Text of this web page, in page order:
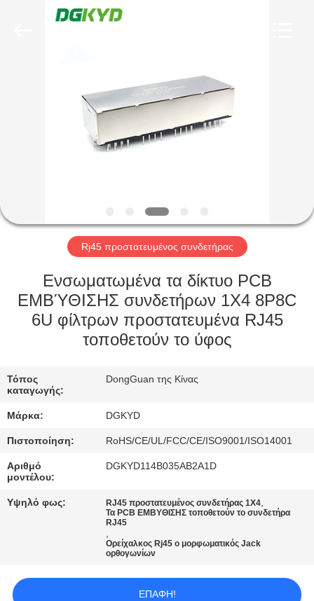
ΠΡΟΪΌΝΤΑ
ΠΕΡΊΠΟΥ
ΓΎΡΟΣ
ΕΡΓΟΣΤΑΣΊΩΝ
ΈΛΕΓΧΟΣ
ΕΛΆΤΕ
ΣΕ
ΕΠΑΦΉ
Rj45 προστατευμένος συνδετήρας
Ενσωματωμένα τα δίκτυο PCB
ΕΜΒΎΘΙΣΗΣ συνδετήρων 1X4 8P8C
6U φίλτρων προστατευμένα RJ45
τοποθετούν το ύφος
Τόπος
καταγωγής:
DongGuan της Κίνας
Μάρκα: DGKYD
Πιστοποίηση: RoHS/CE/UL/FCC/CE/ISO9001/ISO14001
Αριθμό
μοντέλου:
DGKYD114B035AB2A1D
Υψηλό φως: RJ45 προστατευμένος συνδετήρας 1X4,
Τα PCB ΕΜΒΥΘΙΣΗΣ τοποθετούν το συνδετήρα
RJ45
,
Ορείχαλκος Rj45 ο μορφωματικός Jack
ορθογωνίων
ΕΠΑΦΉ!